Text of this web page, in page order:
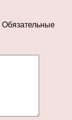
Обязательные